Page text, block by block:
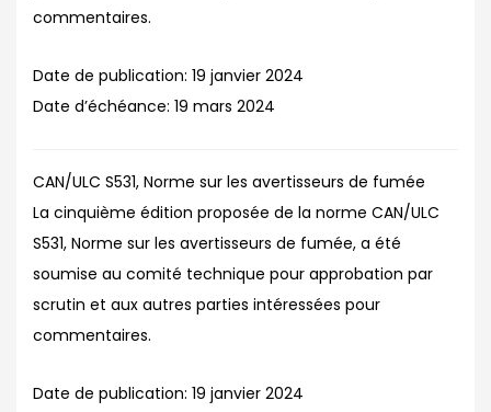
commentaires.
Date de publication: 19 janvier 2024
Date d’échéance: 19 mars 2024
CAN/ULC S531, Norme sur les avertisseurs de fumée
La cinquième édition proposée de la norme CAN/ULC
S531, Norme sur les avertisseurs de fumée, a été
soumise au comité technique pour approbation par
scrutin et aux autres parties intéressées pour
commentaires.
Date de publication: 19 janvier 2024